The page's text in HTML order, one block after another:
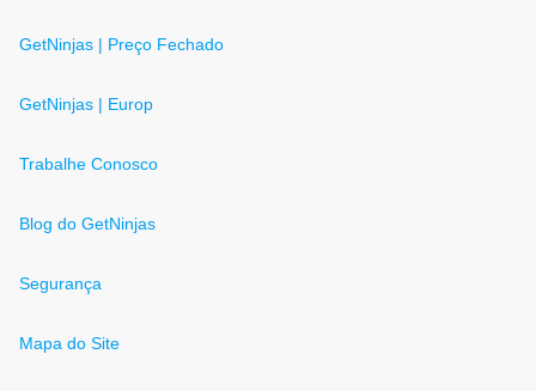
GetNinjas | Preço Fechado
GetNinjas | Europ
Trabalhe Conosco
Blog do GetNinjas
Segurança
Mapa do Site